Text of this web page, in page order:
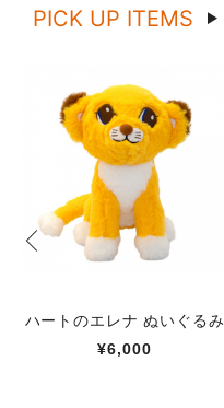
PICK UP ITEMS
ハートのエレナ ぬいぐるみ
¥6,000